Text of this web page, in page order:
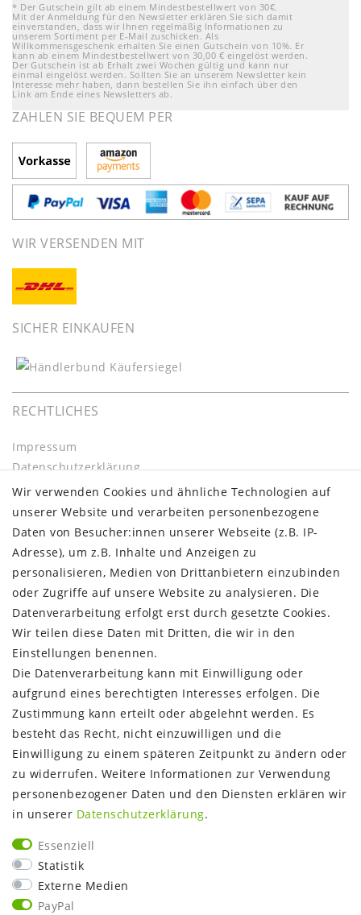
* Der Gutschein gilt ab einem Mindestbestellwert von 30€.
Mit der Anmeldung für den Newsletter erklären Sie sich damit
einverstanden, dass wir Ihnen regelmäßig Informationen zu
unserem Sortiment per E-Mail zuschicken. Als
Willkommensgeschenk erhalten Sie einen Gutschein von 10%. Er
kann ab einem Mindestbestellwert von 30,00 € eingelöst werden.
Der Gutschein ist ab Erhalt zwei Wochen gültig und kann nur
einmal eingelöst werden. Sollten Sie an unserem Newsletter kein
Interesse mehr haben, dann bestellen Sie ihn einfach über den
Link am Ende eines Newsletters ab.
ZAHLEN SIE BEQUEM PER
WIR VERSENDEN MIT
SICHER EINKAUFEN
RECHTLICHES
Impressum
Daten­schutz­erklärung
AGB
Barrierefreiheitserklärung
Widerrufs­recht
Kontakt
Vertrag widerrufen
INFORMATIONEN:
Zahlungsinformationen
Versandinformationen
Über uns
Gutschein
NEWS
Google Maps
Kundenbewertungen
Kontakt
Mein Konto
Warenkorb
Kasse
Vorteile
Wir verwenden Cookies und ähnliche Technologien auf
unserer Website und verarbeiten personenbezogene
Daten von Besucher:innen unserer Webseite (z.B. IP-
Adresse), um z.B. Inhalte und Anzeigen zu
personalisieren, Medien von Drittanbietern einzubinden
oder Zugriffe auf unsere Website zu analysieren. Die
Datenverarbeitung erfolgt erst durch gesetzte Cookies.
Wir teilen diese Daten mit Dritten, die wir in den
Einstellungen benennen.
Die Datenverarbeitung kann mit Einwilligung oder
aufgrund eines berechtigten Interesses erfolgen. Die
Zustimmung kann erteilt oder abgelehnt werden. Es
besteht das Recht, nicht einzuwilligen und die
Einwilligung zu einem späteren Zeitpunkt zu ändern oder
zu widerrufen. Weitere Informationen zur Verwendung
personenbezogener Daten und den Diensten erklären wir
in unserer Daten­schutz­erklärung.
Essenziell
Statistik
Externe Medien
PayPal